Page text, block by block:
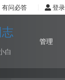
有问必答 登录
白
管理